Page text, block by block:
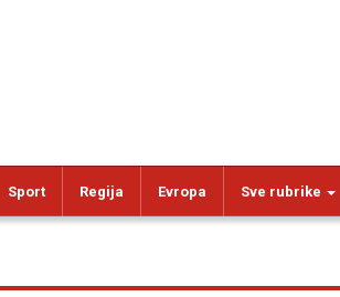
Sport Regija Evropa Sve rubrike